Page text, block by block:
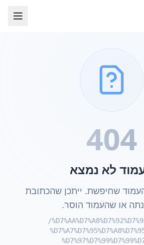
404
לא נמצא
שחיפשת. ייתכן שהכתובת
או שהעמוד הוסר.
/